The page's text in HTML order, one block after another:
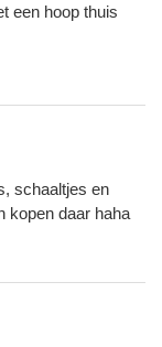
een hoop thuis
schaaltjes en
kopen daar haha